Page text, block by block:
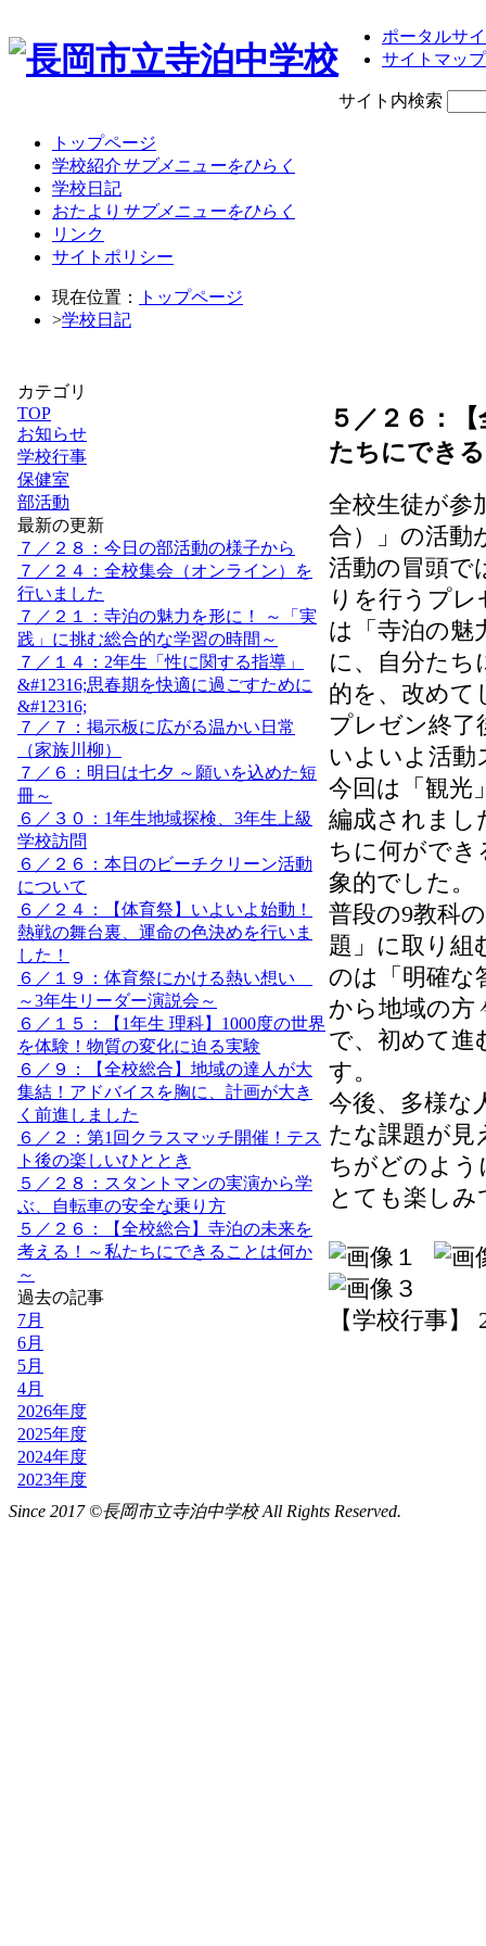
ポータルサ
サイトマップ
サイト内検索
トップページ
学校紹介サブメニューをひらく
学校日記
おたより サブメニューをひらく
リンク
サイトポリシー
現在位置：
トップページ
>学校日記
Since 2017 ©長岡市立寺泊中学校 All Rights Reserved.